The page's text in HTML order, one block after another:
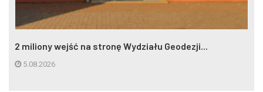
2 miliony wejść na stronę Wydziału Geodezji...
5.08.2026